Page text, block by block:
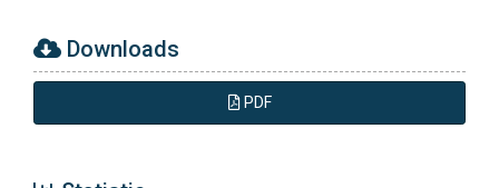
Downloads
PDF